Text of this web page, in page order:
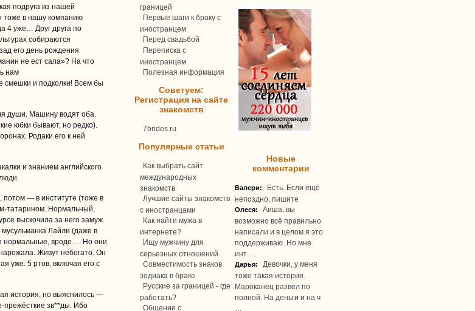
подруга из нашей
тоже в нашу компанию
4 уже… Друг друга по
собираются
его день рождения
не ест сала»? На что
нам
и подколки! Всем бы
души. Машину водят оба.
юбки бывают, но редко).
Родаки его к ней
и знанием английского
— в институте (тоже в
татарином. Нормальный,
выскочила за него замуж.
Лайли (даже в
нормальные, вроде…. Но они
Живут небогато. Он
уже. 5 ртов, включая его с
история, но выяснилось —
прежёсткие зв**ды. Ибо
границей
Первые шаги к браку с
иностранцем
Перед свадьбой
Переписка c
иностранцем
Полезная информация
Советуем:
Регистрация на сайте
знакомств
7brides.ru
Популярные статьи
Как выбрать сайт
международных
знакомств
Лучшие сайты знакомств
с иностранцами
Как найти мужа в
интернете?
Ищу мужчину для
серьезных отношений
Совместимость знаков
зодиака в браке
Русские за границей - где
работать?
Общение с
Новые
комментарии
Валери: Есть. Если ещё
непоздно, пишите
Олеся:
Аиша, вы
возможно всё правильно
написали и в целом я это
поддерживаю. Но мне
инт …
Дарья:
Девочки, у меня
тоже такая история.
Мароканец развёл по
полной. На деньги и на ч